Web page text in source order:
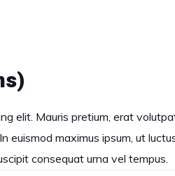
elit. Mauris pretium, erat
euismod maximus ipsum, ut
consequat urna vel tempus.